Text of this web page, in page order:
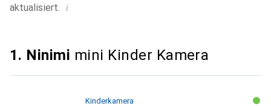
aktualisiert. i
1. Ninimi mini Kinder Kamera
Kinderkamera